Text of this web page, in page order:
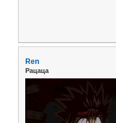
Ren
Рацаца